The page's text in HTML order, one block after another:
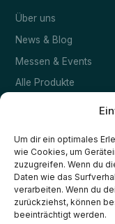
Um dir ein optimales
wie Cookies, um
zuzugreifen. Wenn du
Daten wie das
verarbeiten. Wenn du
zurückziehst, können
beeinträchtigt werden.
Über uns
News & Blog
Messen & Events
Alle Produkte
Rechtliches
Impressum
Datenschutz
Cookie-Richtlinie (EU)